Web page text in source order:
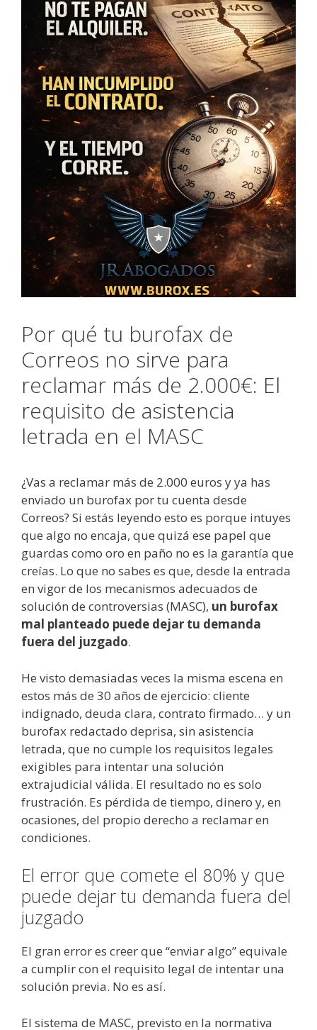
Por qué tu burofax de
Correos no sirve para
reclamar más de 2.000€: El
requisito de asistencia
letrada en el MASC
¿Vas a reclamar más de 2.000 euros y ya has
enviado un burofax por tu cuenta desde
Correos? Si estás leyendo esto es porque intuyes
que algo no encaja, que quizá ese papel que
guardas como oro en paño no es la garantía que
creías. Lo que no sabes es que, desde la entrada
en vigor de los mecanismos adecuados de
solución de controversias (MASC), un burofax
mal planteado puede dejar tu demanda
fuera del juzgado.
He visto demasiadas veces la misma escena en
estos más de 30 años de ejercicio: cliente
indignado, deuda clara, contrato firmado… y un
burofax redactado deprisa, sin asistencia
letrada, que no cumple los requisitos legales
exigibles para intentar una solución
extrajudicial válida. El resultado no es solo
frustración. Es pérdida de tiempo, dinero y, en
ocasiones, del propio derecho a reclamar en
condiciones.
El error que comete el 80% y que
puede dejar tu demanda fuera del
juzgado
El gran error es creer que “enviar algo” equivale
a cumplir con el requisito legal de intentar una
solución previa. No es así.
El sistema de MASC, previsto en la normativa